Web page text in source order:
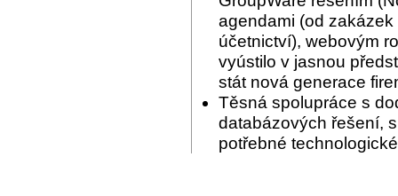
agendami (od
účetnictví), webovým
vyústilo v jasnou
stát nová generace
Těsná spolupráce s
databázových řešení,
potřebné